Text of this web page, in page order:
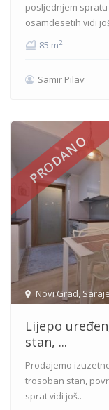
posljednjem
osamdesetih vidi
85 m2
Samir Pilav
Novi Grad,
PRODANO
Lijepo
stan, ...
Prodajemo
trosoban stan,
spratvidi još..